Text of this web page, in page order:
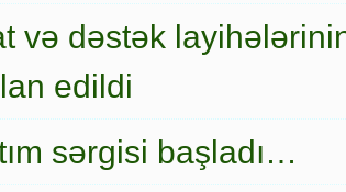
və dəstək
edildi
sərgisi başladı…